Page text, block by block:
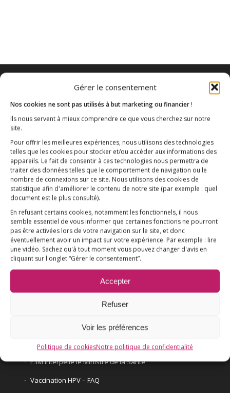
Gérer le consentement
Nos cookies ne sont pas utilisés à but marketing ou financier !
Ils nous servent à mieux comprendre ce que vous cherchez sur notre
site.
Pour offrir les meilleures expériences, nous utilisons des technologies
telles que les cookies pour stocker et/ou accéder aux informations des
appareils. Le fait de consentir à ces technologies nous permettra de
traiter des données telles que le comportement de navigation ou le
nombre de connexions sur ce site. Nous utilisons des cookies de
statistique afin d'améliorer le contenu de notre site (par exemple : quel
document est le plus consulté).
En refusant certains cookies, notamment les fonctionnels, il nous
semble essentiel de vous informer que certaines fonctions ne pourront
pas être activées lors de votre navigation sur le site, et donc
éventuellement avoir un impact sur votre expérience. Par exemple : lire
une vidéo. Sachez qu'à tout moment vous pouvez changer d'avis en
cliquant sur l'onglet “Gérer le consentement”.
Accepter
Refuser
Voir les préférences
Politique de cookiesNotre politique de confidentialité
Association E3M
Qui sommes-nous ? AIDEZ-NOUS !
L’ESSENTIEL
VACCINATION HPV
E3M interpelle le Ministre de la Santé
Vaccination HPV – FAQ